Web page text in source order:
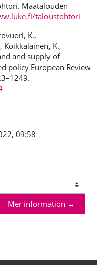
Maatalouden
taloustohtori
K.,
K.,
and supply of
policy European Review
09:58
Mer information →